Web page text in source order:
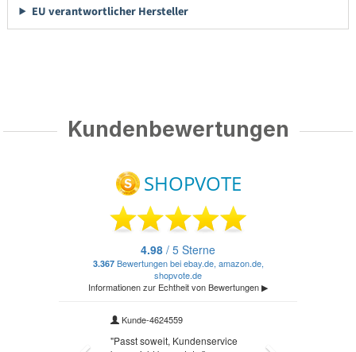
EU verantwortlicher Hersteller
Kundenbewertungen